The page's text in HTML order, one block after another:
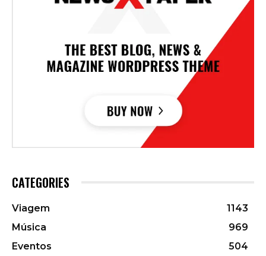
CATEGORIES
Viagem
1143
Música
969
Eventos
504